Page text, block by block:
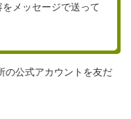
メッセージで送って
の公式アカウントを友だ